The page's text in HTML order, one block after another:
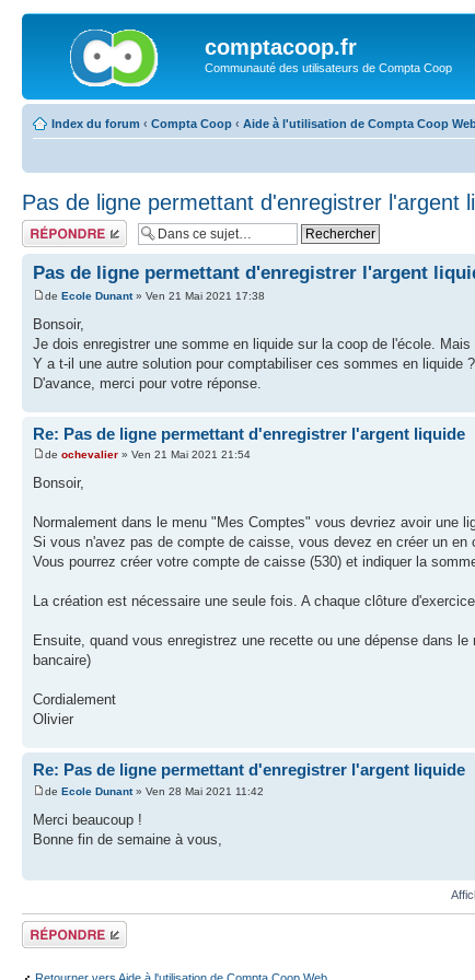
comptacoop.fr
Communauté des utilisateurs de Compta Coop
Index du forum ‹ Compta Coop ‹ Aide à l'utilisation de Compta Coop
Pas de ligne permettant d'enregistrer l'argent
Répondre
Pas de ligne permettant d'enregistrer l'argent
de Ecole Dunant» Ven 21 Mai 2021 17:38
Bonsoir,
Je dois enregistrer une somme en liquide sur la coop de l'école.
Y a t-il une autre solution pour comptabiliser ces sommes en liquide ?
D'avance, merci pour votre réponse.
Re: Pas de ligne permettant d'enregistrer l'argent liquide
de ochevalier » Ven 21 Mai 2021 21:54
Bonsoir,
Normalement dans le menu "Mes Comptes" vous devriez avoir une
Si vous n'avez pas de compte de caisse, vous devez en créer un en
Vous pourrez créer votre compte de caisse (530) et indiquer la
La création est nécessaire une seule fois. A chaque clôture
Ensuite, quand vous enregistrez une recette ou une dépense dans
bancaire)
Cordialement
Olivier
Re: Pas de ligne permettant d'enregistrer l'argent liquide
de Ecole Dunant» Ven 28 Mai 2021 11:42
Merci beaucoup !
Bonne fin de semaine à vous,
Répondre
Retourner vers Aide à l'utilisation de Compta Coop Web